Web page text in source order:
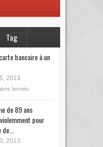
Tag
bancaire à un
2013
fermés
de 89 ans
pour
2013